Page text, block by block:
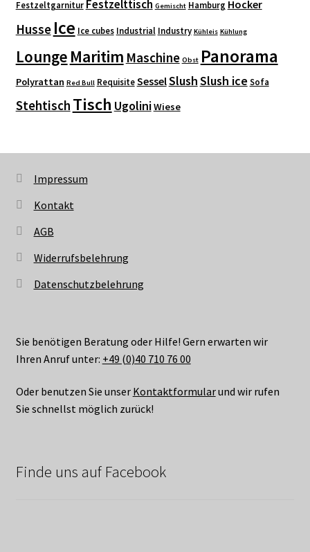
Festzeltgarnitur Festzelttisch Gemischt Hamburg Hocker
Husse Ice Ice cubes Industrial Industry Kühleis Kühlung
Lounge Maritim Maschine Obst Panorama
Polyrattan Red Bull Requisite SesselSlushSlush ice Sofa
Stehtisch Tisch UgoliniWiese
Impressum
Kontakt
AGB
Widerrufsbelehrung
Datenschutzbelehrung
Sie benötigen Beratung oder Hilfe! Gern erwarten wir
Ihren Anruf unter: +49 (0)40 710 76 00
Oder benutzen Sie unser Kontaktformularund wir rufen
Sie schnellst möglich zurück!
Finde uns auf Facebook